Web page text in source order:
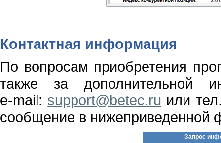
Контактная информация
По вопросам приобретения
также за дополнительной
e-mail: support@betec.ru или
сообщение в нижеприведенной
Запрос